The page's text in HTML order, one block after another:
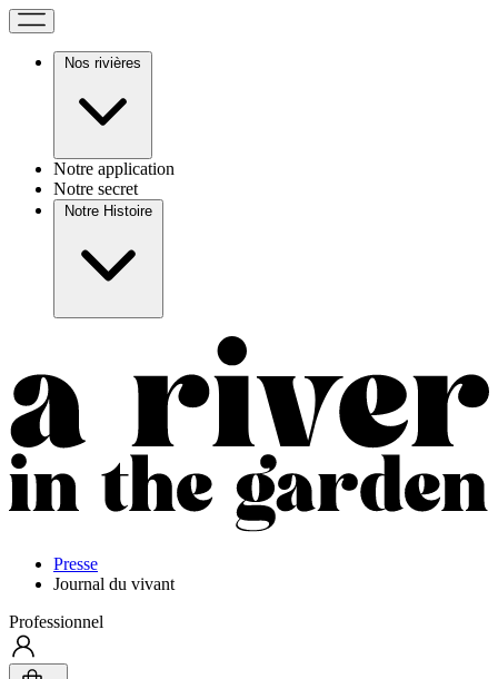
Nos rivières
Notre application
Notre secret
Notre Histoire
Presse
Journal du vivant
Professionnel